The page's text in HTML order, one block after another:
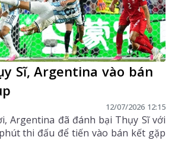
Sĩ, Argentina vào bán
12/07/2026 12:15
Argentina đã đánh bại Thụy Sĩ với
thi đấu để tiến vào bán kết gặp